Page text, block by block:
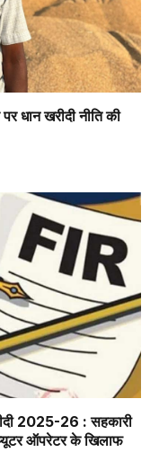
धान खरीदी नीति की
2025-26 : सहकारी
ऑपरेटर के खिलाफ